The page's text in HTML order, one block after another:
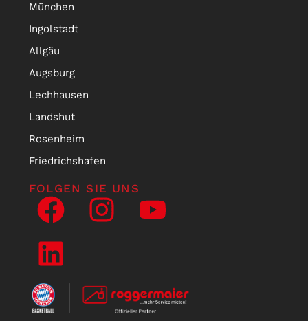
München
Ingolstadt
Allgäu
Augsburg
Lechhausen
Landshut
Rosenheim
Friedrichshafen
FOLGEN SIE UNS